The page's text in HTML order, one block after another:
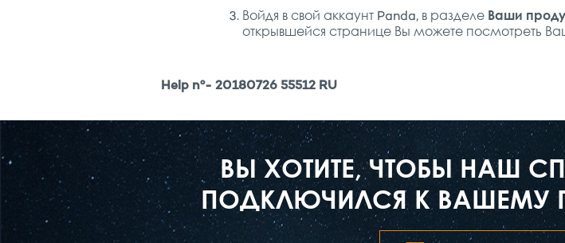
Войдя в свой аккаунт Panda, в разделе Ваши
открывшейся странице Вы можете посмотреть
Help nº- 20180726 55512 RU
ВЫ ХОТИТЕ, ЧТОБЫ НАШ
ПОДКЛЮЧИЛСЯ К ВАШЕМУ